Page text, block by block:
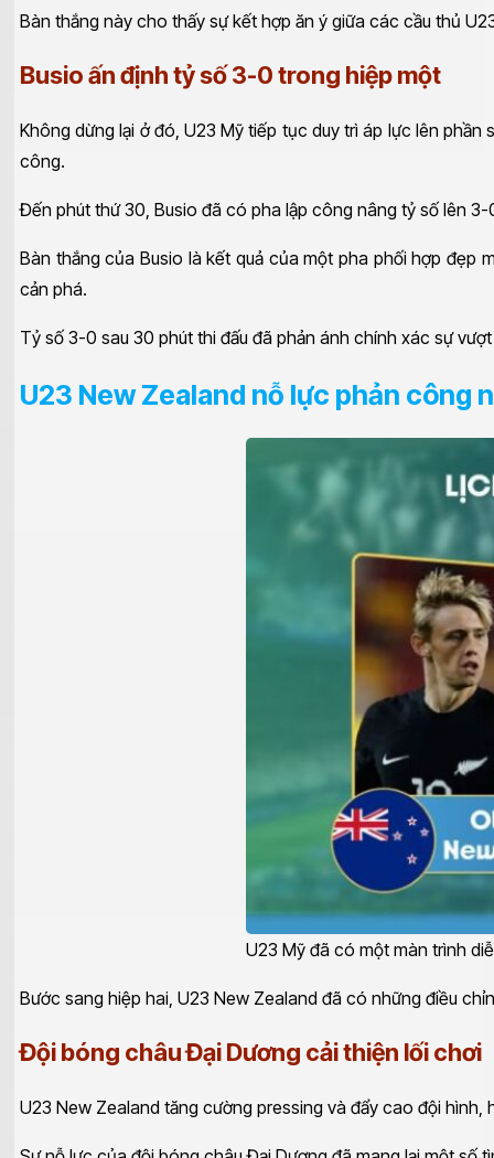
Bàn thắng này cho thấy sự kết hợp ăn ý giữa các cầu thủ
Busio ấn định tỷ số 3-0 trong hiệp một
Không dừng lại ở đó, U23 Mỹ tiếp tục duy trì áp lực lên
công.
Đến phút thứ 30, Busio đã có pha lập công nâng tỷ số lên
Bàn thắng của Busio là kết quả của một pha phối hợp đẹp
cản phá.
Tỷ số 3-0 sau 30 phút thi đấu đã phản ánh chính xác sự
U23 New Zealand nỗ lực phản công
U23 Mỹ đã có một màn trình
Bước sang hiệp hai, U23 New Zealand đã có những điều
Đội bóng châu Đại Dương cải thiện lối chơi
U23 New Zealand tăng cường pressing và đẩy cao đội hình,